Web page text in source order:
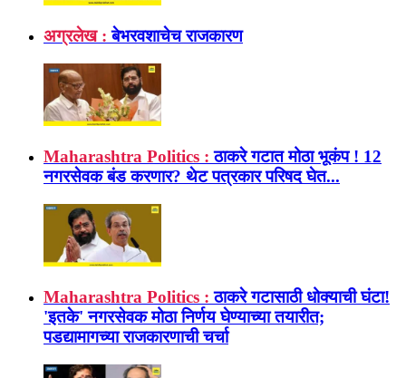
अग्रलेख : बेभरवशाचेच राजकारण
Maharashtra Politics : ठाकरे गटात मोठा भूकंप ! 12
नगरसेवक बंड करणार? थेट पत्रकार परिषद घेत...
Maharashtra Politics : ठाकरे गटासाठी धोक्याची घंटा!
'इतके' नगरसेवक मोठा निर्णय घेण्याच्या तयारीत;
पडद्यामागच्या राजकारणाची चर्चा